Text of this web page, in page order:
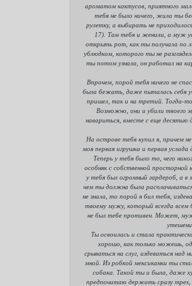
ароматом кактусов, приятного
тебя не было ничего, жила ты
рулетку, а выбирать не
17). Там тебя и женили, а муж
открыть рот, как ты получала по
ублюдком, которого ты не
ты потом узнала, он работал на
Впрочем, порой тебя ничего не
была бежать, даже пыталась себя
пришел, так и на третий. Тогда-
Возможно, они и убили твоего
навариться, вместе с еще десятью
На острове тебя купил я, причем
моя первая игрушка и первая
Теперь у тебя было то, чего
особняк с собственной
у тебя был огромный гардероб, а
чем ты должна была
не знала, то порой я бил тебя,
твоему мужу, который всегда всем
не был тебе противен. Может,
Ты освоилась и стала
хорошо, как только можешь,
срываться на слуг, издеваться
мной. Из робкой мексиканки ты
собака. Такой ты и была, даже
предпочитаю держать сразу трех,